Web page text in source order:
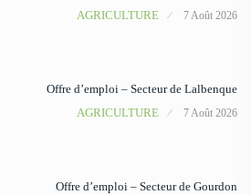
AGRICULTURE
7 Août 2026
Offre d’emploi – Secteur de Lalbenque
AGRICULTURE
7 Août 2026
Offre d’emploi – Secteur de Gourdon